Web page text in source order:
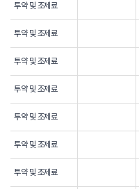
투약 및 조제료
투약 및 조제료
투약 및 조제료
투약 및 조제료
투약 및 조제료
투약 및 조제료
투약 및 조제료